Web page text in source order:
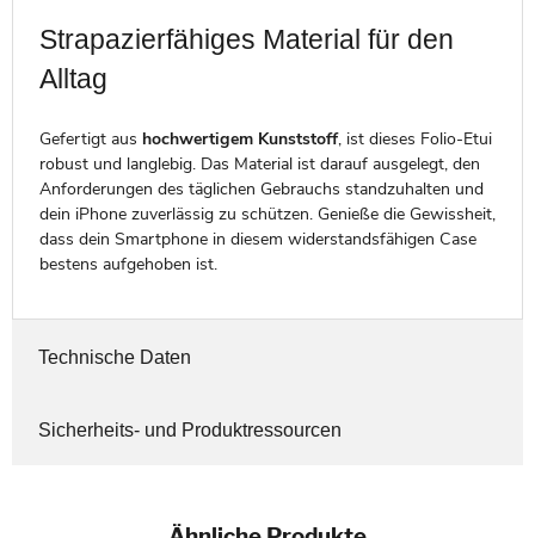
Strapazierfähiges Material für den
Alltag
Gefertigt aus hochwertigem Kunststoff, ist dieses Folio-Etui
robust und langlebig. Das Material ist darauf ausgelegt, den
Anforderungen des täglichen Gebrauchs standzuhalten und
dein iPhone zuverlässig zu schützen. Genieße die Gewissheit,
dass dein Smartphone in diesem widerstandsfähigen Case
bestens aufgehoben ist.
Technische Daten
Sicherheits- und Produktressourcen